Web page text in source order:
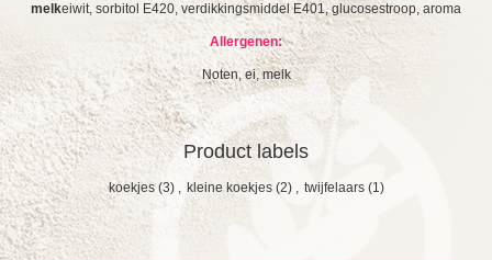
melkeiwit, sorbitol E420, verdikkingsmiddel E401, glucosestroop, aroma
Allergenen:
Noten, ei, melk
Product labels
koekjes (3) , kleine koekjes (2) , twijfelaars (1)